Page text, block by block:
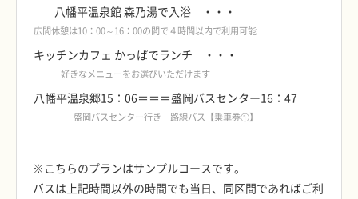
八幡平温泉館 森乃湯で入浴 ・・・
広間休憩は10：00～16：00の間で４時間以内で利用可能
キッチンカフェ かっぱでランチ ・・・
好きなメニューをお選びいただけます
八幡平温泉郷15：06＝＝＝盛岡バスセンター16：47
盛岡バスセンター行き 路線バス【乗車券①】
※こちらのプランはサンプルコースです。
バスは上記時間以外の時間でも当日、同区間であればご利